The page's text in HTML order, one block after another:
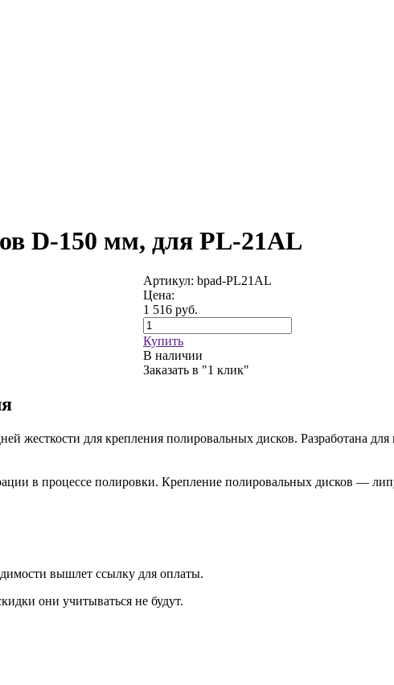
D-150 мм, для PL-21AL
Артикул: bpad-PL21AL
Цена:
1 516 руб.
Купить
В наличии
Заказать в "1 клик"
жесткости для крепления полировальных дисков. Разработана
в процессе полировки. Крепление полировальных дисков —
вышлет ссылку для оплаты.
они учитываться не будут.